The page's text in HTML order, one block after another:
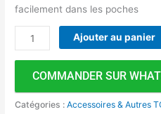
facilement dans les poches
Ajouter au panier
COMMANDER SUR
Catégories :Accessoires & Autres